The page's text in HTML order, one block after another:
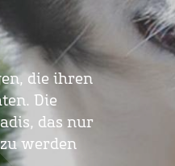
die ihren
Die
das nur
werden